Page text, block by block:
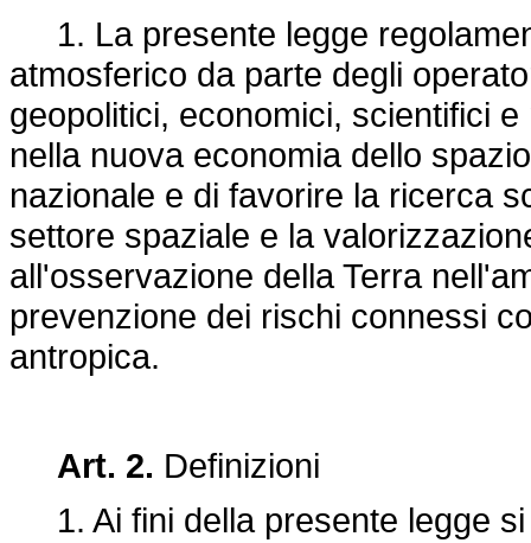
1. La presente legge
atmosferico da parte degli
geopolitici, economici, scientifici
nella nuova economia dello
nazionale e di favorire la ricerca
settore spaziale e la
all'osservazione della Terra
prevenzione dei rischi connessi
antropica.
Art. 2. Definizioni
1. Ai fini della presente legge si